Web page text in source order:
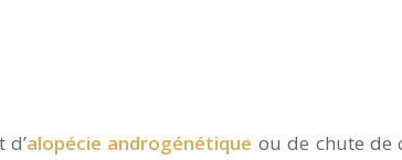
alopécie androgénétique ou de chute de